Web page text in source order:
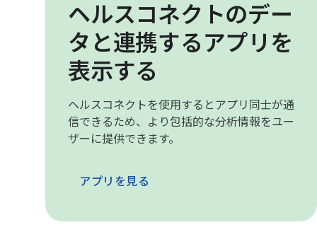
ヘルスコネクトのデー
タと連携するアプリを
表示する
ヘルスコネクトを使用するとアプリ同士が通
信できるため、より包括的な分析情報をユー
ザーに提供できます。
アプリを見る